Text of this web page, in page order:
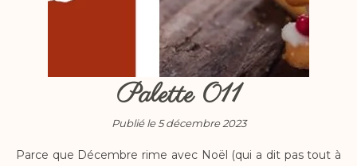
Palette 011
Publié le 5 décembre 2023
Parce que Décembre rime avec Noël (qui a dit pas tout à